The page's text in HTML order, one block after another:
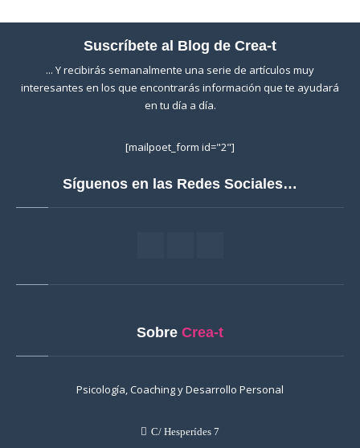
Suscríbete al Blog de Crea-t
... Y recibirás semanalmente una serie de artículos muy
interesantes en los que encontrarás información que te ayudará
en tu día a día.
[mailpoet_form id="2"]
Síguenos en las Redes Sociales…
Sobre Crea-t
Psicología, Coaching y Desarrollo Personal
C/ Hesperídes 7